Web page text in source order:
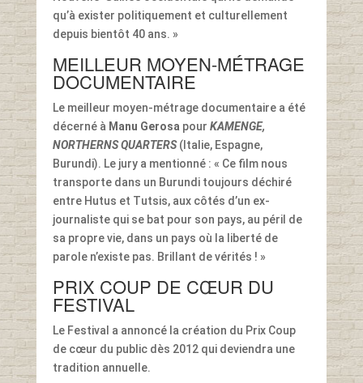
qu’à exister politiquement et culturellement
depuis bientôt 40 ans. »
MEILLEUR MOYEN-MÉTRAGE
DOCUMENTAIRE
Le meilleur moyen-métrage documentaire a été
décerné à Manu Gerosa pour KAMENGE,
NORTHERNS QUARTERS(Italie, Espagne,
Burundi). Le jury a mentionné : « Ce film nous
transporte dans un Burundi toujours déchiré
entre Hutus et Tutsis, aux côtés d’un ex-
journaliste qui se bat pour son pays, au péril de
sa propre vie, dans un pays où la liberté de
parole n’existe pas. Brillant de vérités ! »
PRIX COUP DE CŒUR DU
FESTIVAL
Le Festival a annoncé la création du Prix Coup
de cœur du public dès 2012 qui deviendra une
tradition annuelle.